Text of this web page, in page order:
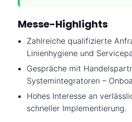
Messe-Highlights
Zahlreiche qualifizierte
Linienhygiene und
Gespräche mit
Systemintegratoren –
Hohes Interesse an
schneller Implementierung.